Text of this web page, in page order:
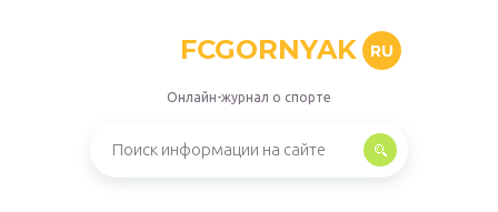
FCGORNYAK RU
Онлайн-журнал о спорте